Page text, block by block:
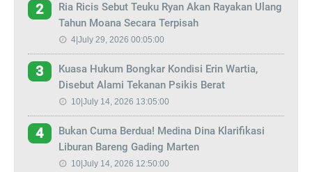
2
Ria Ricis Sebut Teuku Ryan Akan Rayakan Ulang
Tahun Moana Secara Terpisah
4|July 29, 2026 00:05:00
3
Kuasa Hukum Bongkar Kondisi Erin Wartia,
Disebut Alami Tekanan Psikis Berat
10|July 14, 2026 13:05:00
4
Bukan Cuma Berdua! Medina Dina Klarifikasi
Liburan Bareng Gading Marten
10|July 14, 2026 12:50:00